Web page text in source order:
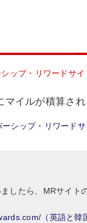
ップ・リワードサ
マイルが積算さ
シップ・リワード
したら、MRサイ
（英語と韓